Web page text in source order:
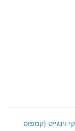
וינגייט (קמפוס